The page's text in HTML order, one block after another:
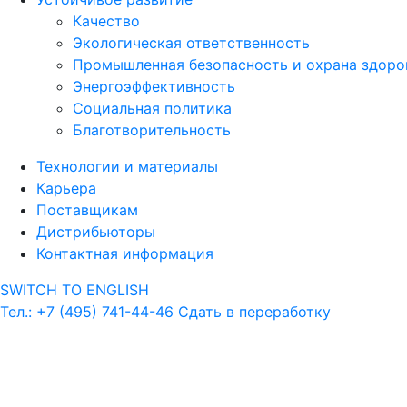
Качество
Экологическая ответственность
Промышленная безопасность и охрана
Энергоэффективность
Социальная политика
Благотворительность
Технологии и материалы
Карьера
Поставщикам
Дистрибьюторы
Контактная информация
SWITCH TO ENGLISH
Тел.: +7 (495) 741-44-46 Сдать в переработку